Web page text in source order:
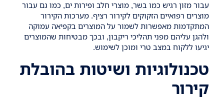
עבור מזון רגיש כמו בשר, מוצרי חלב ופירות ים, כמו גם עבור
מוצרים רפואיים הזקוקים לקירור רציף. מערכות הקירור
המתקדמות מאפשרות לשמור על המוצרים בקפיאה עמוקה
ולהגן עליהם מפני תהליכי ריקבון, ובכך מבטיחות שהמוצרים
יגיעו ללקוח במצב טרי ומוכן לשימוש.
טכנולוגיות ושיטות בהובלת
קירור